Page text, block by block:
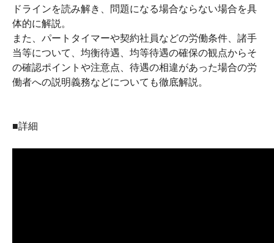
ドラインを読み解き、問題になる場合ならない場合を具
体的に解説。
また、パートタイマーや契約社員などの労働条件、諸手
当等について、均衡待遇、均等待遇の確保の観点からそ
の確認ポイントや注意点、待遇の相違があった場合の労
働者への説明義務などについても徹底解説。
■詳細